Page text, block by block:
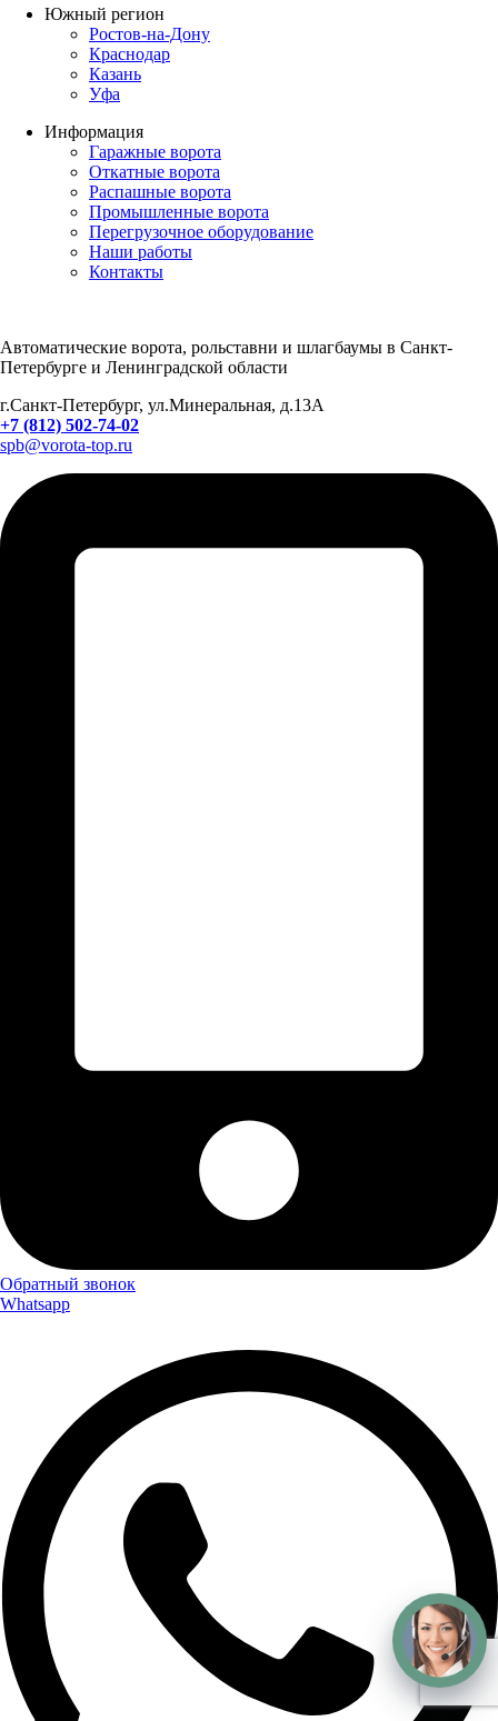
Южный регион
Ростов-на-Дону
Краснодар
Казань
Уфа
Информация
Гаражные ворота
Откатные ворота
Распашные ворота
Промышленные ворота
Перегрузочное оборудование
Наши работы
Контакты
Автоматические ворота, рольставни и шлагбаумы в Санкт-
Петербурге и Ленинградской области
г.Санкт-Петербург, ул.Минеральная, д.13А
+7 (812) 502-74-02
spb@vorota-top.ru
Обратный звонок
Whatsapp